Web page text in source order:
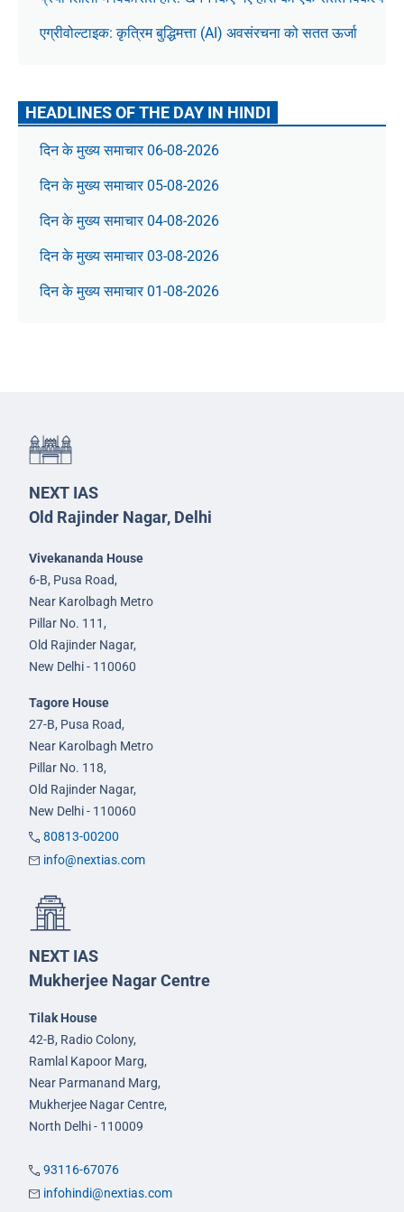
एग्रीवोल्टाइक: कृत्रिम बुद्धिमत्ता (AI) अवसंरचना को सतत ऊर्जा
HEADLINES OF THE DAY IN HINDI
दिन के मुख्य समाचार 06-08-2026
दिन के मुख्य समाचार 05-08-2026
दिन के मुख्य समाचार 04-08-2026
दिन के मुख्य समाचार 03-08-2026
दिन के मुख्य समाचार 01-08-2026
NEXT IAS
Old Rajinder Nagar, Delhi
Vivekananda House
6-B, Pusa Road,
Near Karolbagh Metro
Pillar No. 111,
Old Rajinder Nagar,
New Delhi - 110060
Tagore House
27-B, Pusa Road,
Near Karolbagh Metro
Pillar No. 118,
Old Rajinder Nagar,
New Delhi - 110060
80813-00200
info@nextias.com
NEXT IAS
Mukherjee Nagar Centre
Tilak House
42-B, Radio Colony,
Ramlal Kapoor Marg,
Near Parmanand Marg,
Mukherjee Nagar Centre,
North Delhi - 110009
93116-67076
infohindi@nextias.com